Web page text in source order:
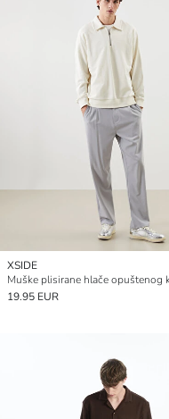
XSIDE
Muške plisirane hlače opuštenog
19.95 EUR